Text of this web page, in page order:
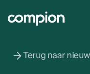
Terug naar